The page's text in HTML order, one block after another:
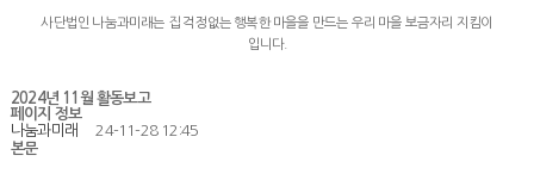
사단법인 나눔과미래는 집 걱정없는 행복한 마을을 만드는 우리 마을 보금자리 지킴이
입니다.
2024년 11월 활동보고
페이지 정보
나눔과미래
24-11-28 12:45
본문